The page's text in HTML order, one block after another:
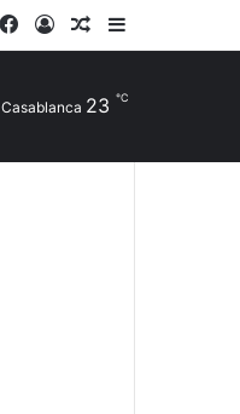
Facebook
Connexion
Article Aléatoire
Sidebar
Casablanca 23 ℃